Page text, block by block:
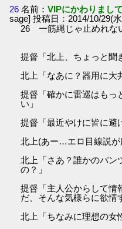
26 名前：VIPにかわりまし
sage] 投稿日：2014/10/29(
26 一筋縄じゃ止めれな
提督「北上、ちょっと聞
北上「なあに？器用に大
提督「確かに雷巡はもっ
い」
提督「最近やけに皆に避
北上(あー…エロ目線説
北上「さあ？誰かのパン
の？」
提督「主人公からして情
だ、そんな気様らに欲情
北上「ちなみに理想の女